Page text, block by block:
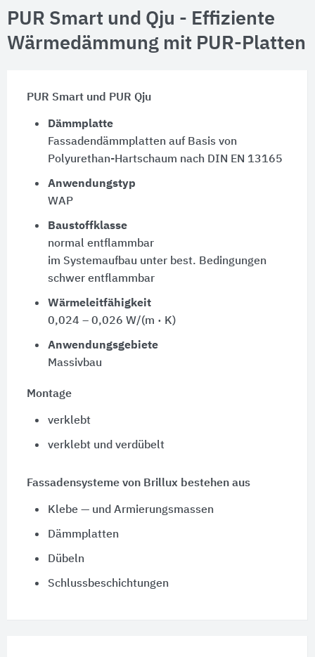
PUR Smart und Qju - Effiziente
Wärmedämmung mit PUR-Platten
PUR Smart und PUR Qju
Dämmplatte
Fassadendämmplatten auf Basis von
Polyurethan-Hartschaum nach DIN EN 13165
Anwendungstyp
WAP
Baustoffklasse
normal entflammbar
im Systemaufbau unter best. Bedingungen
schwer entflammbar
Wärmeleitfähigkeit
0,024 – 0,026 W/(m · K)
Anwendungsgebiete
Massivbau
Montage
verklebt
verklebt und verdübelt
Fassadensysteme von Brillux bestehen aus
Klebe — und Armierungsmassen
Dämmplatten
Dübeln
Schlussbeschichtungen